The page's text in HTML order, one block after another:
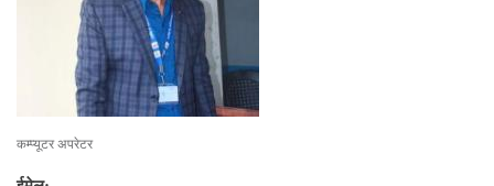
कम्प्यूटर अपरेटर